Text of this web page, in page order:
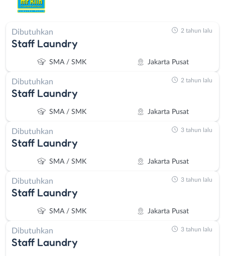
Dibutuhkan
Staff Laundry
SMA / SMK Jakarta Pusat
2 tahun lalu
Dibutuhkan
Staff Laundry
SMA / SMK Jakarta Pusat
2 tahun lalu
Dibutuhkan
Staff Laundry
SMA / SMK Jakarta Pusat
3 tahun lalu
Dibutuhkan
Staff Laundry
SMA / SMK Jakarta Pusat
3 tahun lalu
Dibutuhkan
Staff Laundry
3 tahun lalu